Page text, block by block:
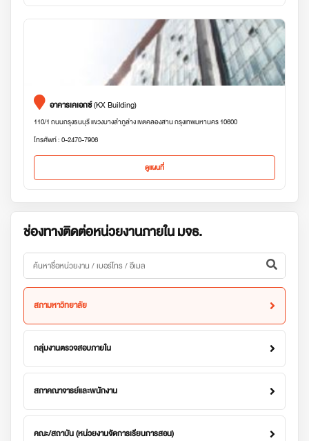
อาคารเคเอกซ์(KX Building)
110/1 ถนนกรุงธนบุรี แขวงบางลำภูล่าง เขตคลองสาน กรุงเทพมหานคร 10600
โทรศัพท์ : 0-2470-7906
ดูแผนที่
ช่องทางติดต่อหน่วยงานภายใน มจธ.
สภามหาวิทยาลัย
กลุ่มงานตรวจสอบภายใน
สภาคณาจารย์และพนักงาน
คณะ/สถาบัน (หน่วยงานจัดการเรียนการสอน)